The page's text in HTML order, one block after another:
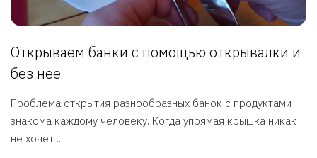
Открываем банки с помощью открывалки и
без нее
Проблема открытия разнообразных банок с продуктами
знакома каждому человеку. Когда упрямая крышка никак
не хочет ...